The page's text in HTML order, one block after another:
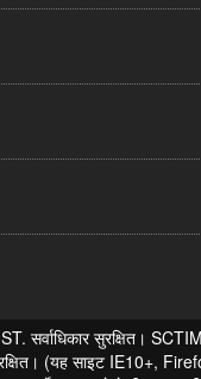
सर्वाधिकार सुरक्षित।
(यह साइट IE10+,